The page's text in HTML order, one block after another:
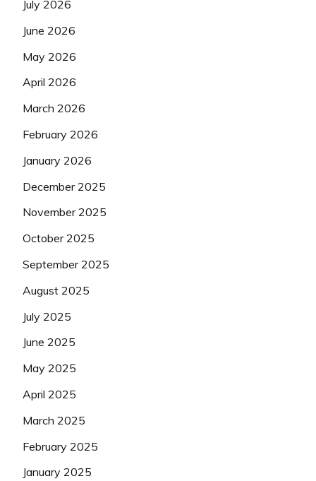
July 2026
June 2026
May 2026
April 2026
March 2026
February 2026
January 2026
December 2025
November 2025
October 2025
September 2025
August 2025
July 2025
June 2025
May 2025
April 2025
March 2025
February 2025
January 2025